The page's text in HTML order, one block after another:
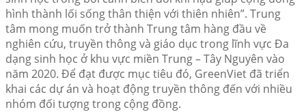
hình thành lối sống thân thiện với thiên nhiên”. Trung
tâm mong muốn trở thành Trung tâm hàng đầu về
nghiên cứu, truyền thông và giáo dục trong lĩnh vực Đa
dạng sinh học ở khu vực miền Trung – Tây Nguyên vào
năm 2020. Để đạt được mục tiêu đó, GreenViet đã triển
khai các dự án và hoạt động truyền thông đến với nhiều
nhóm đối tượng trong cộng đồng.